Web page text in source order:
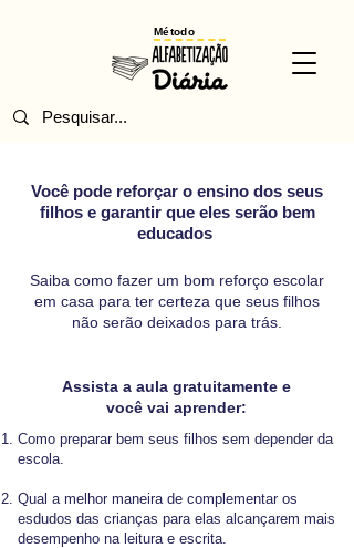
Método
Você pode reforçar o ensino dos seus
filhos e garantir que eles serão bem
educados
Saiba como fazer um bom reforço escolar
em casa para ter certeza que seus filhos
não serão deixados para trás.
Assista a aula gratuitamente e
você vai aprender:
Como preparar bem seus filhos sem depender da
escola.
Qual a melhor maneira de complementar os
esdudos das crianças para elas alcançarem mais
desempenho na leitura e escrita.